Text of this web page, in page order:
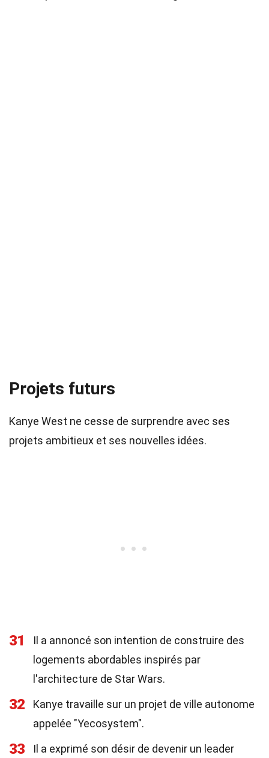
Projets futurs
Kanye West ne cesse de surprendre avec ses
projets ambitieux et ses nouvelles idées.
31
Il a annoncé son intention de construire des
logements abordables inspirés par
l'architecture de Star Wars.
32
Kanye travaille sur un projet de ville autonome
appelée "Yecosystem".
33
Il a exprimé son désir de devenir un leader